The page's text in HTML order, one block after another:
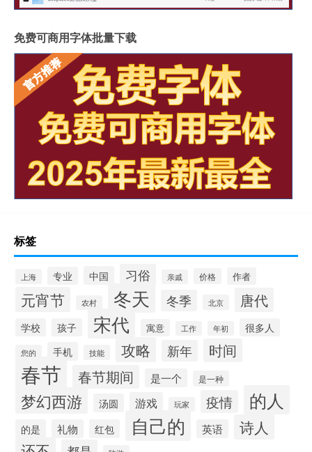
免费可商用字体批量下载
标签
上海 专业 中国 习俗 亲戚 价格 作者
元宵节 农村 冬天 冬季 北京 唐代
学校 孩子 宋代 寓意 工作 年初 很多人
您的 手机 技能 攻略 新年 时间
春节 春节期间 是一个 是一种
梦幻西游 汤圆 游戏 玩家 疫情 的人
的是 礼物 红包 自己的 英语
诗人